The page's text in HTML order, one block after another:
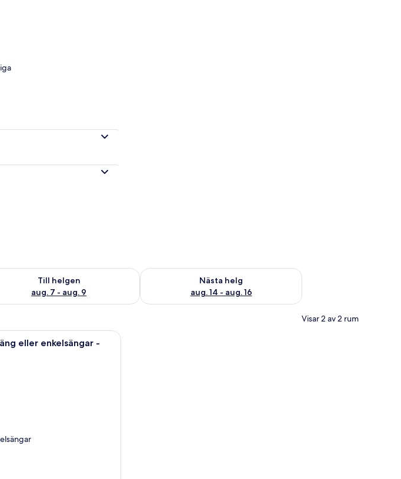
8 - aug. 9
Till helgen
aug. 7 - aug. 9
tillgängligheten för den här helgen aug. 7 - aug. 9
Nästa helg
aug. 14 - aug. 16
Kontrollera tillgängligheten för nästa helg aug. 14 - aug. 16
Visar 2 av 2 rum
ett par glasögon, och tre inramade tavlor på väggen.
Ett modernt hotellrum med en vit tegelvägg, en säng med mönstrade kuddar, ett skrivbord i trä med en bärbar
eller enkelsängar -